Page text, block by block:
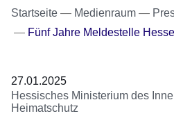
Startseite Medienraum
Fünf Jahre Meldestelle
27.01.2025
Hessisches Ministerium des
Heimatschutz